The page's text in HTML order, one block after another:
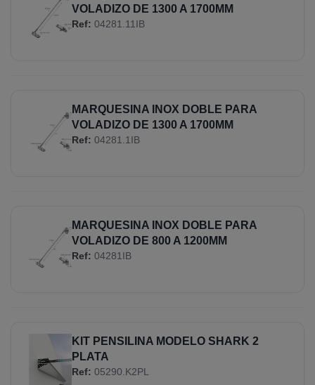
VOLADIZO DE 1300 A 1700MM
Ref: 04281.11IB
MARQUESINA INOX DOBLE PARA
VOLADIZO DE 1300 A 1700MM
Ref: 04281.1IB
MARQUESINA INOX DOBLE PARA
VOLADIZO DE 800 A 1200MM
Ref: 04281IB
KIT PENSILINA MODELO SHARK 2
PLATA
Ref: 05290.K2PL